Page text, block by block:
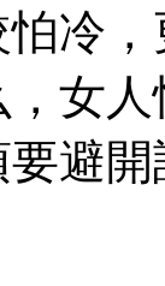
冷
女
避